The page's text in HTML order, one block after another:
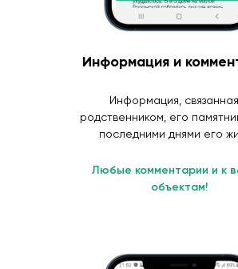
Информация и
Информация,
родственником, его
последними днями его
Любые комментарии и к
объектам!